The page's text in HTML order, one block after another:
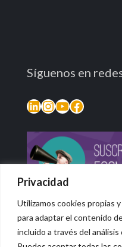
Privacidad
Utilizamos cookies propias
para adaptar el contenido
incluido a través del
Síguenos en
LinkedIn
Instagram
YouTube
Facebook